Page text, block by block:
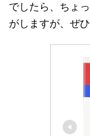
でしたら、ちょ
がしますが、ぜ